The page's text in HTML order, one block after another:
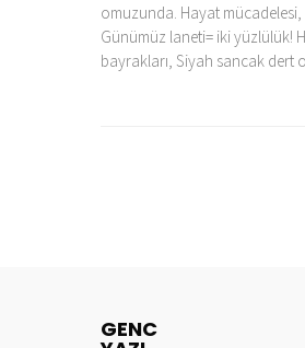
omuzunda. Hayat
Günümüz laneti= iki yüzlülük!
bayrakları, Siyah sancak dert
GENC